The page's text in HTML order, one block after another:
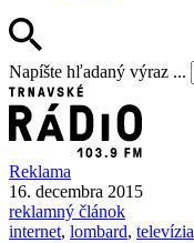
Napíšte hľadaný výraz ...
Reklama
16. decembra 2015
reklamný článok
internet, lombard, televízia